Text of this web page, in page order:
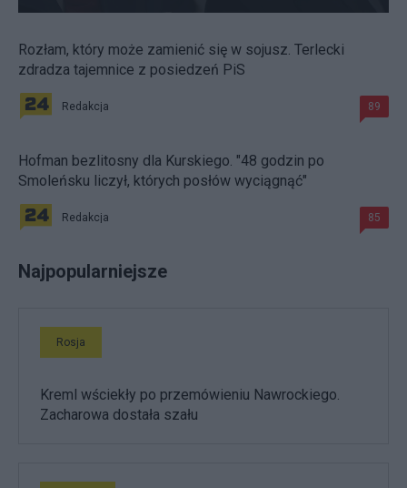
Rozłam, który może zamienić się w sojusz. Terlecki
zdradza tajemnice z posiedzeń PiS
Redakcja 89
Hofman bezlitosny dla Kurskiego. "48 godzin po
Smoleńsku liczył, których posłów wyciągnąć"
Redakcja 85
Najpopularniejsze
Rosja
Kreml wściekły po przemówieniu Nawrockiego.
Zacharowa dostała szału